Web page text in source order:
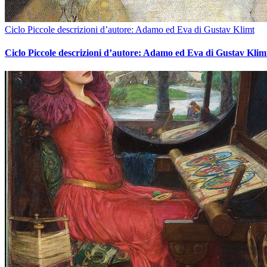
Ciclo Piccole descrizioni d’autore: Adamo ed Eva di Gustav Klimt
Ciclo Piccole descrizioni d’autore: Adamo ed Eva di Gustav